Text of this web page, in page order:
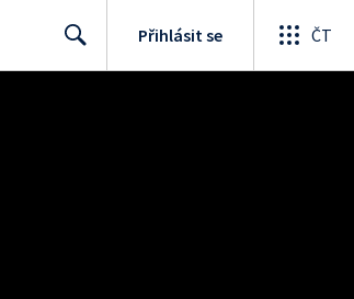
Přihlásit se ČT